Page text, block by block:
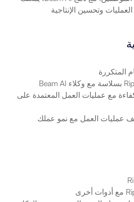
المتكررة
عمليات العمل مع نمو عملك